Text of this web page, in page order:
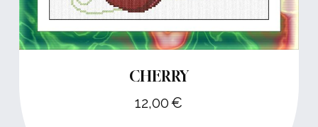
CHERRY
12,00€